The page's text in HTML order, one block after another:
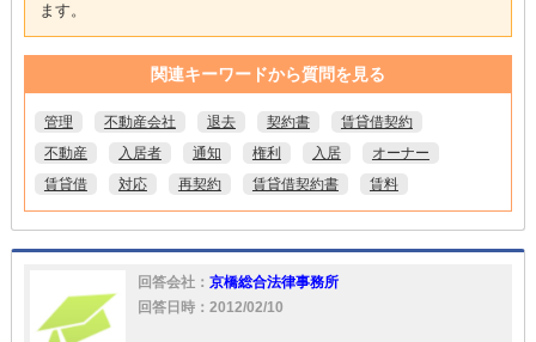
ます。
関連キーワードから質問を見る
管理 不動産会社 退去 契約書
賃貸借契約
不動産
入居者 通知 権利 入居
オーナー
賃貸借
対応 再契約 賃貸借契約書 賃料
回答会社： 京橋総合法律事務所
回答日時：2012/02/10